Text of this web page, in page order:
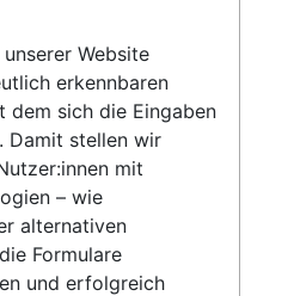
Website
erkennbaren
dem sich die Eingaben
Damit stellen wir
mit
– wie
alternativen
Formulare
und erfolgreich